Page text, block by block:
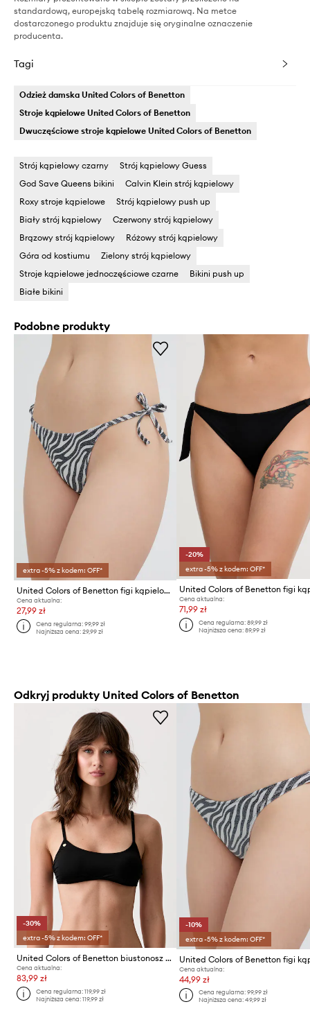
standardową, europejską tabelę rozmiarową. Na metce
dostarczonego produktu znajduje się oryginalne oznaczenie
producenta.
Tagi
Odzież damska United Colors of Benetton
Stroje kąpielowe United Colors of Benetton
Dwuczęściowe stroje kąpielowe United Colors of Benetton
Strój kąpielowy czarny
Strój kąpielowy Guess
God Save Queens bikini
Calvin Klein strój kąpielowy
Roxy stroje kąpielowe
Strój kąpielowy push up
Biały strój kąpielowy
Czerwony strój kąpielowy
Brązowy strój kąpielowy
Różowy strój kąpielowy
Góra od kostiumu
Zielony strój kąpielowy
Stroje kąpielowe jednoczęściowe czarne
Bikini push up
Białe bikini
Podobne produkty
extra -5% z kodem: OFF*
United Colors of Benetton figi kąpielowe
Cena aktualna:
27,99 zł
Cena regularna:99,99 zł
Najniższa cena:29,99 zł
-20%
extra -5% z kodem: OFF*
Cena aktualna:
71,99 zł
Cena regularna: 89,99 zł
Najniższa cena: 89,99 zł
Odkryj produkty United Colors of Benetton
-30%
extra -5% z kodem: OFF*
United Colors of Benetton biustonosz kąpielowy damski
Cena aktualna:
83,99 zł
Cena regularna:119,99 zł
Najniższa cena:119,99 zł
-10%
extra -5% z kodem: OFF*
Cena aktualna:
44,99 zł
Cena regularna: 99,99 zł
Najniższa cena: 49,99 zł